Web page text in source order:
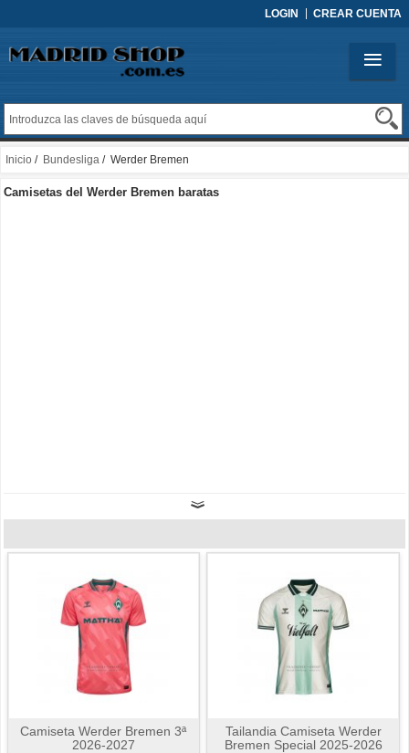
LOGIN CREAR CUENTA
Inicio / Bundesliga / Werder Bremen
Camisetas del Werder Bremen baratas
Camiseta Werder Bremen 3ª
2026-2027
Tailandia Camiseta Werder
Bremen Special 2025-2026